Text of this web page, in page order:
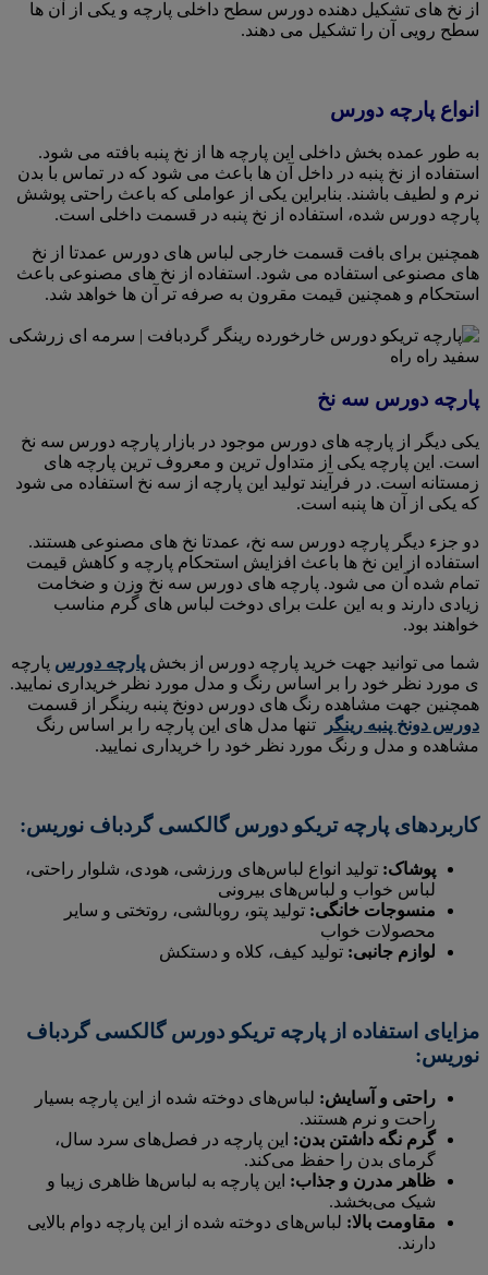
از نخ های تشکیل دهنده دورس سطح داخلی پارچه و یکی از آن ها
سطح رویی آن را تشکیل می دهند.
انواع پارچه دورس
به طور عمده بخش داخلی این پارچه ها از نخ پنبه بافته می شود.
استفاده از نخ پنبه در داخل آن ها باعث می شود که در تماس با بدن
نرم و لطیف باشند. بنابراین یکی از عواملی که باعث راحتی پوشش
پارچه دورس شده، استفاده از نخ پنبه در قسمت داخلی است.
همچنین برای بافت قسمت خارجی لباس های دورس عمدتا از نخ
های مصنوعی استفاده می شود. استفاده از نخ های مصنوعی باعث
استحکام و همچنین قیمت مقرون به صرفه تر آن ها خواهد شد.
پارچه دورس سه نخ
یکی دیگر از پارچه های دورس موجود در بازار پارچه دورس سه نخ
است. این پارچه یکی از متداول ترین و معروف ترین پارچه های
زمستانه است. در فرآیند تولید این پارچه از سه نخ استفاده می شود
که یکی از آن ها پنبه است.
دو جزء دیگر پارچه دورس سه نخ، عمدتا نخ های مصنوعی هستند.
استفاده از این نخ ها باعث افزایش استحکام پارچه و کاهش قیمت
تمام شده آن می شود. پارچه های دورس سه نخ وزن و ضخامت
زیادی دارند و به این علت برای دوخت لباس های گرم مناسب
خواهند بود.
شما می توانید جهت خرید پارچه دورس از بخش پارچه دورس پارچه
ی مورد نظر خود را بر اساس رنگ و مدل مورد نظر خریداری نمایید.
همچنین جهت مشاهده رنگ های دورس دونخ پنبه رینگر از قسمت
دورس دونخ پنبه رینگر
تنها مدل های این پارچه را بر اساس رنگ
مشاهده و مدل و رنگ مورد نظر خود را خریداری نمایید.
کاربردهای پارچه تریکو دورس گالکسی گردباف نوریس:
پوشاک: تولید انواع لباس‌های ورزشی، هودی، شلوار راحتی،
لباس خواب و لباس‌های بیرونی
منسوجات خانگی: تولید پتو، روبالشی، روتختی و سایر
محصولات خواب
لوازم جانبی: تولید کیف، کلاه و دستکش
مزایای استفاده از پارچه تریکو دورس گالکسی گردباف
نوریس:
راحتی و آسایش: لباس‌های دوخته شده از این پارچه بسیار
راحت و نرم هستند.
گرم نگه داشتن بدن: این پارچه در فصل‌های سرد سال،
گرمای بدن را حفظ می‌کند.
ظاهر مدرن و جذاب: این پارچه به لباس‌ها ظاهری زیبا و
شیک می‌بخشد.
مقاومت بالا: لباس‌های دوخته شده از این پارچه دوام بالایی
دارند.